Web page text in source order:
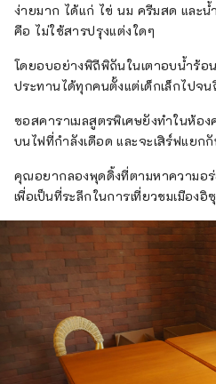
ง่ายมาก ได้แก่ ไข่ นม ครีมสด และ
คือ ไม่ใช้สารปรุงแต่งใดๆ
โดยอบอย่างพิถีพิถันในเตาอบน้ำร้อ
ประทานได้ทุกคนตั้งแต่เด็กเล็กไปจ
ซอสคาราเมลสูตรพิเศษยังทำในห้อ
บนไฟที่กำลังเดือด และจะเสิร์ฟแยก
คุณอยากลองพุดดิ้งที่ตามหาความอ
เพื่อเป็นที่ระลึกในการเที่ยวชมเมืองอิ